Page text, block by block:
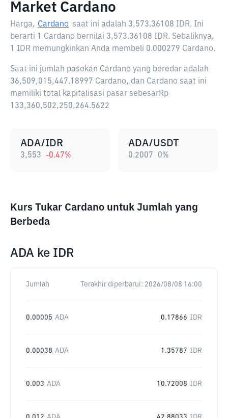
Market Cardano
Harga, Cardano saat ini adalah 3,573.36108 IDR. Ini
berarti 1 Cardano bernilai 3,573.36108 IDR. Sebaliknya,
1 IDR memungkinkan Anda membeli 0.000279 Cardano.
Saat ini jumlah pasokan Cardano yang beredar adalah
36,509,015,447.18997 Cardano, dan Cardano saat ini
memiliki total kapitalisasi pasar sebesarRp
133,360,502,250,264.5622
ADA/IDR
3,553 -0.47%
ADA/USDT
0.2007 0%
Kurs Tukar Cardano untuk Jumlah yang
Berbeda
ADA ke IDR
Jumlah Terakhir diperbarui: 2026/08/08 16:00
0.00005 ADA 0.17866 IDR
0.00038 ADA 1.35787 IDR
0.003 ADA 10.72008 IDR